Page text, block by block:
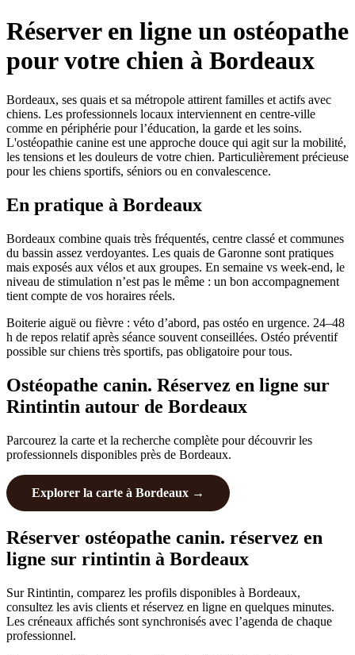
Réserver en ligne un ostéopathe
pour votre chien à Bordeaux
Bordeaux, ses quais et sa métropole attirent familles et actifs avec
chiens. Les professionnels locaux interviennent en centre-ville
comme en périphérie pour l’éducation, la garde et les soins.
L'ostéopathie canine est une approche douce qui agit sur la mobilité,
les tensions et les douleurs de votre chien. Particulièrement précieuse
pour les chiens sportifs, séniors ou en convalescence.
En pratique à Bordeaux
Bordeaux combine quais très fréquentés, centre classé et communes
du bassin assez verdoyantes. Les quais de Garonne sont pratiques
mais exposés aux vélos et aux groupes. En semaine vs week-end, le
niveau de stimulation n’est pas le même : un bon accompagnement
tient compte de vos horaires réels.
Boiterie aiguë ou fièvre : véto d’abord, pas ostéo en urgence. 24–48
h de repos relatif après séance souvent conseillées. Ostéo préventif
possible sur chiens très sportifs, pas obligatoire pour tous.
Ostéopathe canin. Réservez en ligne sur
Rintintin autour de Bordeaux
Parcourez la carte et la recherche complète pour découvrir les
professionnels disponibles près de Bordeaux.
Explorer la carte à Bordeaux →
Réserver ostéopathe canin. réservez en
ligne sur rintintin à Bordeaux
Sur Rintintin, comparez les profils disponibles à Bordeaux,
consultez les avis clients et réservez en ligne en quelques minutes.
Les créneaux affichés sont synchronisés avec l’agenda de chaque
professionnel.